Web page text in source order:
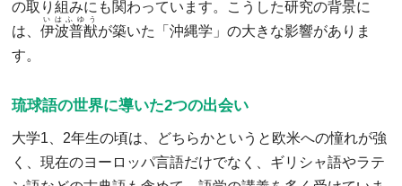
の取り組みにも関わっています。こうした研究の背景に
は、伊波普猷
いはふゆう
が築いた「沖縄学」の大きな影響がありま
す。
琉球語の世界に導いた2つの出会い
大学1、2年生の頃は、どちらかというと欧米への憧れが強
く、現在のヨーロッパ言語だけでなく、ギリシャ語やラテ